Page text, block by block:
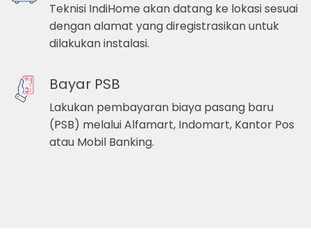
Teknisi IndiHome akan datang ke lokasi sesuai
dengan alamat yang diregistrasikan untuk
dilakukan instalasi.
Bayar PSB
Lakukan pembayaran biaya pasang baru
(PSB) melalui Alfamart, Indomart, Kantor Pos
atau Mobil Banking.